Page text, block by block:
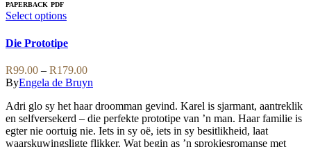
variants.
options
may
be
chosen
on
the
product
page
PAPERBACK PDF
Select optionsThis
has
multiple
variants.
The
options
may
be
chosen
on
Die Prototipe
R99.00 – R179.00Price
range:
through
R179.00
ByEngela de Bruyn
Adri glo sy het haar droomman gevind. Karel is sjarmant, aantreklik
en selfversekerd – die perfekte prototipe van ’n man. Haar familie is
egter nie oortuig nie. Iets in sy oë, iets in sy besitlikheid, laat
waarskuwingsligte flikker. Wat begin as ’n sprokiesromanse met